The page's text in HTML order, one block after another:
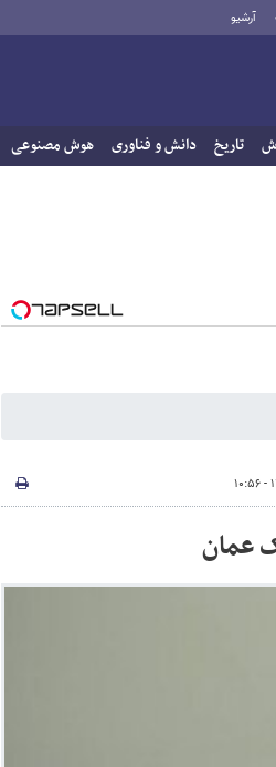
آرشیو
تاریخ دانش و فناوری هوش مصنوعی
عمان